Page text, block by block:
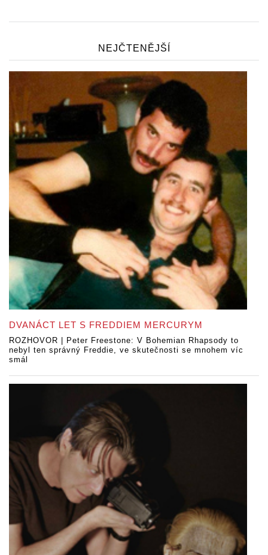
NEJČTENĚJŠÍ
DVANÁCT LET S FREDDIEM MERCURYM
ROZHOVOR | Peter Freestone: V Bohemian Rhapsody to
nebyl ten správný Freddie, ve skutečnosti se mnohem víc
smál